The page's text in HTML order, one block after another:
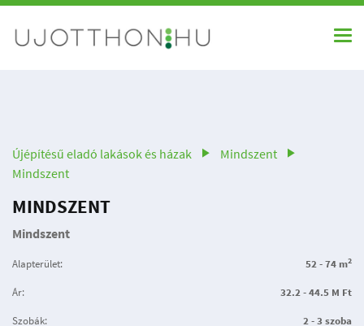
Újépítésű eladó lakások és házak
Mindszent
Mindszent
MINDSZENT
Mindszent
Alapterület: 52 - 74 m2
Ár: 32.2 - 44.5 M Ft
Szobák: 2 - 3 szoba